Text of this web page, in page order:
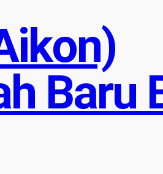
Baru